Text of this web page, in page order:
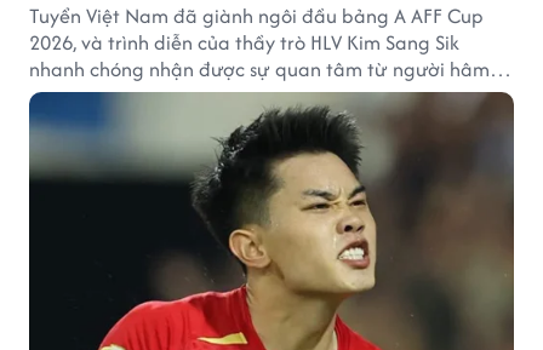
Tuyển Việt Nam đã giành ngôi đầu bảng A AFF Cup
2026, và trình diễn của thầy trò HLV Kim Sang Sik
nhanh chóng nhận được sự quan tâm từ người hâm
mộ Thái Lan.